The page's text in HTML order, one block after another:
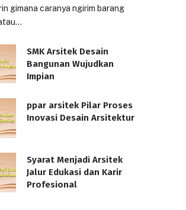
gimana caranya ngirim barang
SMK Arsitek Desain
Bangunan Wujudkan
Impian
ppar arsitek Pilar Proses
Inovasi Desain Arsitektur
Syarat Menjadi Arsitek
Jalur Edukasi dan Karir
Profesional